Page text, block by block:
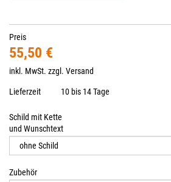
Preis
55,50 €
inkl. MwSt. zzgl. Versand
Lieferzeit 10 bis 14 Tage
Schild mit Kette
und Wunschtext
Zubehör